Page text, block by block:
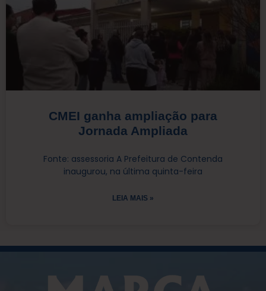
CMEI ganha ampliação para
Jornada Ampliada
Fonte: assessoria A Prefeitura de Contenda
inaugurou, na última quinta-feira
LEIA MAIS »